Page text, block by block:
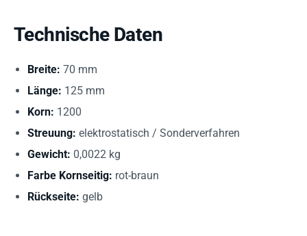
Technische Daten
Breite: 70 mm
Länge: 125 mm
Korn: 1200
Streuung: elektrostatisch / Sonderverfahren
Gewicht: 0,0022 kg
Farbe Kornseitig: rot-braun
Rückseite: gelb